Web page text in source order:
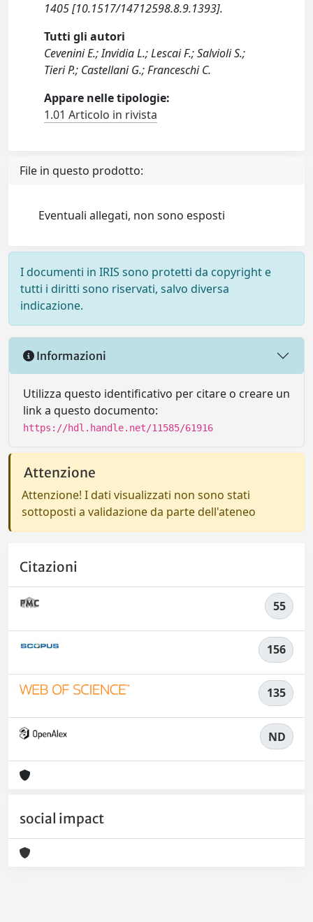
1405 [10.1517/14712598.8.9.1393].
Tutti gli autori
Cevenini E.; Invidia L.; Lescai F.; Salvioli S.;
Tieri P.; Castellani G.; Franceschi C.
Appare nelle tipologie:
1.01 Articolo in rivista
File in questo prodotto:
Eventuali allegati, non sono esposti
I documenti in IRIS sono protetti da copyright e
tutti i diritti sono riservati, salvo diversa
indicazione.
Informazioni
Utilizza questo identificativo per citare o creare un
link a questo documento:
https://hdl.handle.net/11585/61916
Attenzione
Attenzione! I dati visualizzati non sono stati
sottoposti a validazione da parte dell'ateneo
Citazioni
55
156
135
ND
social impact